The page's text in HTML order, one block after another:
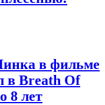
в фильме
в Breath Of
8 лет